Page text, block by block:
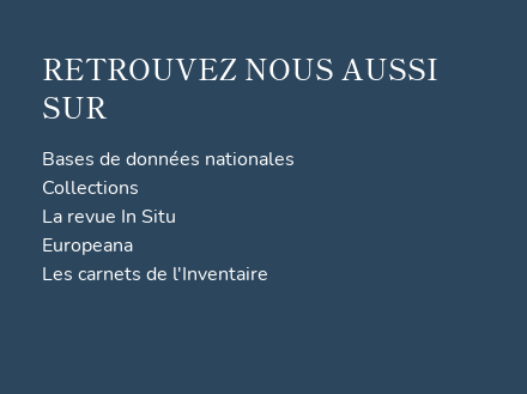
RETROUVEZ NOUS AUSSI
SUR
Bases de données nationales
Collections
La revue In Situ
Europeana
Les carnets de l'Inventaire